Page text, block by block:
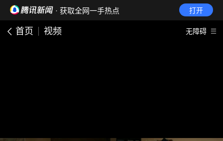
· 获取全网一手热点 打开
首页 视频 无障碍